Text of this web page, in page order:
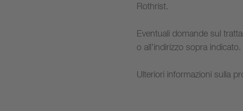
Rothrist.
Eventuali domande sul
o all’indirizzo sopra indicato.
Ulteriori informazioni sulla